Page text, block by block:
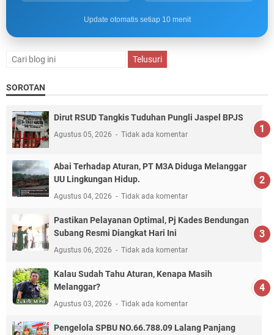
Update otomatis setiap 10 menit
SOROTAN
Dirut RSUD Tangkis Tuduhan Pungli Jaspel BPJS
Agustus 05, 2026 Tidak ada komentar
Abai Terhadap Aturan, PT M3A Diduga Melanggar
UU Lingkungan Hidup.
Agustus 04, 2026 Tidak ada komentar
Pastikan Pelayanan Optimal, Pj Kades Bendungan
Subang Resmi Diangkat Hari Ini
Agustus 06, 2026 Tidak ada komentar
Kalau Sudah Tahu Aturan, Kenapa Masih
Melanggar?
Agustus 03, 2026 Tidak ada komentar
Pengelola SPBU NO.66.788.09 Lalang Panjang